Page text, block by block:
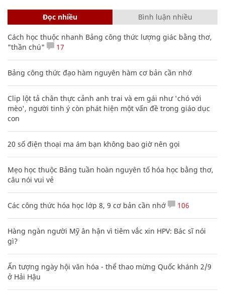
Đọc nhiều Bình luận nhiều
Cách học thuộc nhanh Bảng công thức lượng giác bằng thơ,
"thần chú"
17
Bảng công thức đạo hàm nguyên hàm cơ bản cần nhớ
Clip lột tả chân thực cảnh anh trai và em gái như 'chó với
mèo', người tinh ý còn phát hiện một vấn đề trong giáo dục
con
20 số điện thoại ma ám bạn không bao giờ nên gọi
Mẹo học thuộc Bảng tuần hoàn nguyên tố hóa học bằng thơ,
câu nói vui vẻ
Các công thức hóa học lớp 8, 9 cơ bản cần nhớ 106
Hàng ngàn người Mỹ ân hận vì tiêm vắc xin HPV: Bác sĩ nói
gì?
Ấn tượng ngày hội văn hóa - thể thao mừng Quốc khánh 2/9
ở Hải Hậu